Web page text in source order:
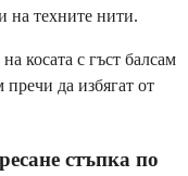
на техните нити.
косата с гъст балсам
да избягат от
стъпка по